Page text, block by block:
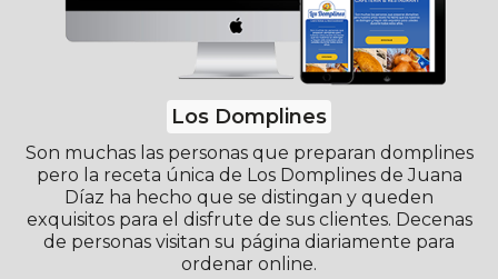
Los Domplines
Son muchas las personas que preparan domplines
pero la receta única de Los Domplines de Juana
Díaz ha hecho que se distingan y queden
exquisitos para el disfrute de sus clientes. Decenas
de personas visitan su página diariamente para
ordenar online.